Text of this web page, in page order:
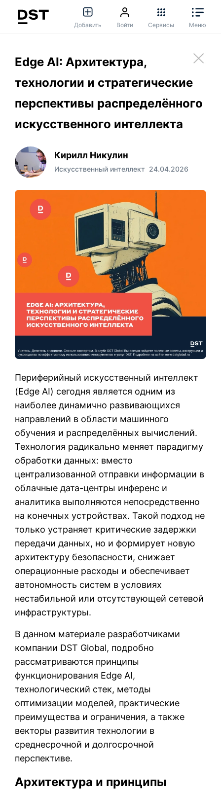
Добавить Войти Сервисы Меню
Edge AI: Архитектура,
технологии и стратегические
перспективы распределённого
искусственного интеллекта
Кирилл Никулин
Искусственный интеллект 24.04.2026
Периферийный искусственный интеллект
(Edge AI) сегодня является одним из
наиболее динамично развивающихся
направлений в области машинного
обучения и распределённых вычислений.
Технология радикально меняет парадигму
обработки данных: вместо
централизованной отправки информации в
облачные дата-центры инференс и
аналитика выполняются непосредственно
на конечных устройствах. Такой подход не
только устраняет критические задержки
передачи данных, но и формирует новую
архитектуру безопасности, снижает
операционные расходы и обеспечивает
автономность систем в условиях
нестабильной или отсутствующей сетевой
инфраструктуры.
В данном материале разработчиками
компании DST Global, подробно
рассматриваются принципы
функционирования Edge AI,
технологический стек, методы
оптимизации моделей, практические
преимущества и ограничения, а также
векторы развития технологии в
среднесрочной и долгосрочной
перспективе.
Архитектура и принципы